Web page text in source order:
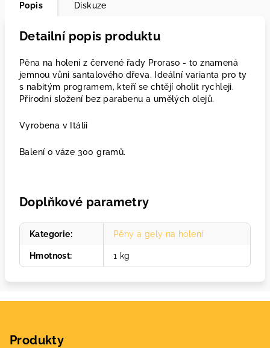
Popis Diskuze
Detailní popis produktu
Pěna na holení z červené řady Proraso - to znamená
jemnou vůni santalového dřeva. Ideální varianta pro ty
s nabitým programem, kteří se chtějí oholit rychleji.
Přírodní složení bez parabenu a umělých olejů.
Vyrobena v Itálii
Balení o váze 300 gramů.
Doplňkové parametry
Kategorie: Pěny a gely na holení
Hmotnost: 1 kg
Produkty